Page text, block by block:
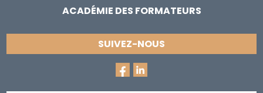
ACADÉMIE DES FORMATEURS
SUIVEZ-NOUS